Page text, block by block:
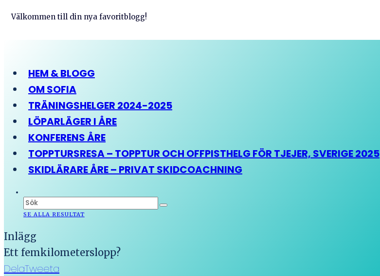
Välkommen till din nya favoritblogg!
HEM & BLOGG
OM SOFIA
TRÄNINGSHELGER 2024-2025
LÖPARLÄGER I ÅRE
KONFERENS ÅRE
TOPPTURSRESA – TOPPTUR OCH OFFPISTHELG FÖR TJEJER, SVERIGE 2025
SKIDLÄRARE ÅRE – PRIVAT SKIDCOACHNING
SE ALLA RESULTAT
Inlägg
Ett femkilometerslopp?
DelaTweeta